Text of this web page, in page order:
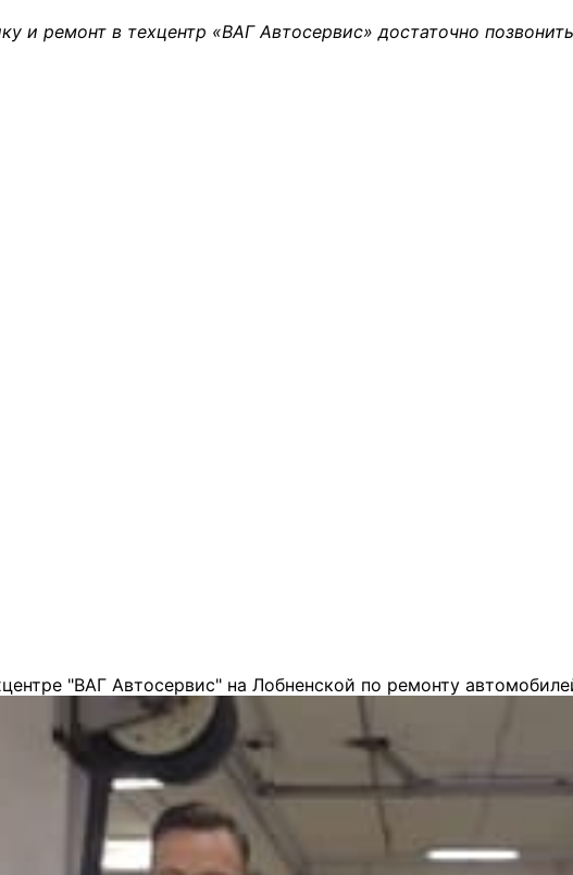
и ремонт в техцентр «ВАГ Автосервис» достаточно
"ВАГ Автосервис" на Лобненской по ремонту